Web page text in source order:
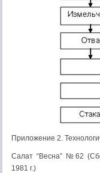
Приложение 2.
Салат “Весна” №62
1981 г.)